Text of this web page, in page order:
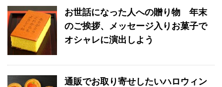
お世話になった人への贈り物 年末
のご挨拶、メッセージ入りお菓子で
オシャレに演出しよう
通販でお取り寄せしたいハロウィン